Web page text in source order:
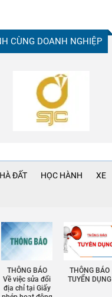
CÙNG DOANH NGHIỆP
ĐẤT HỌC HÀNH XE
THÔNG BÁO
Về việc sửa đổi
địa chỉ tại Giấy
THÔNG BÁO
TUYỂN DỤNG